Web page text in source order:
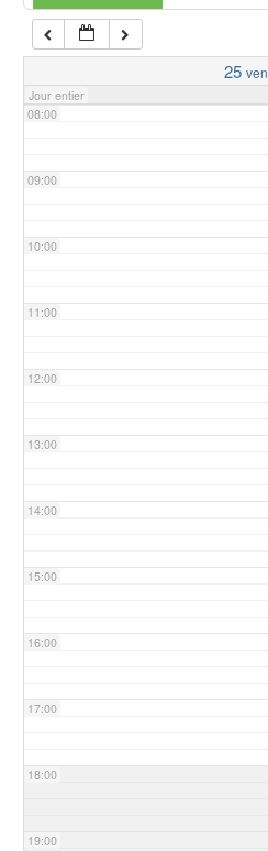
25 ven
Jour entier
07:00
08:00
09:00
10:00
11:00
12:00
13:00
14:00
15:00
16:00
17:00
18:00
19:00